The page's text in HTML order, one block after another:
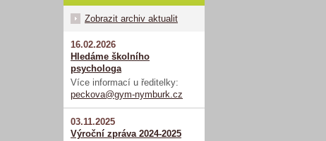
Zobrazit archiv aktualit
16.02.2026
Hledáme školního
psychologa
Více informací u ředitelky:
peckova@gym-nymburk.cz
03.11.2025
Výroční zpráva 2024-2025